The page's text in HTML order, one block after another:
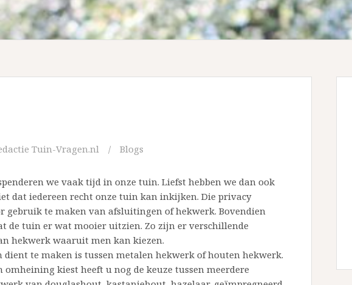
Tuin-Vragen.nl Blogs
we vaak tijd in onze tuin. Liefst hebben we dan ook
dat iedereen recht onze tuin kan inkijken. Die privacy
gebruik te maken van afsluitingen of hekwerk. Bovendien
de tuin er wat mooier uitzien. Zo zijn er verschillende
hekwerk waaruit men kan kiezen.
dient te maken is tussen metalen hekwerk of houten hekwerk.
kiest heeft u nog de keuze tussen meerdere